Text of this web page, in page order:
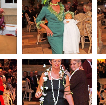
235_l Gand 1 – La
Naissance
241_l Mons-
Charleroi – Les
Années Folles